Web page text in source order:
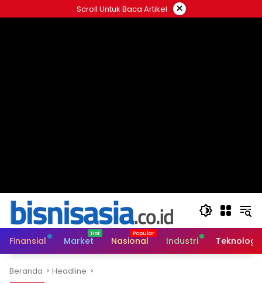
ke
Scroll Untuk Baca Artikel ×
Finansial Market Nasional Industri Teknologi
Beranda Headline